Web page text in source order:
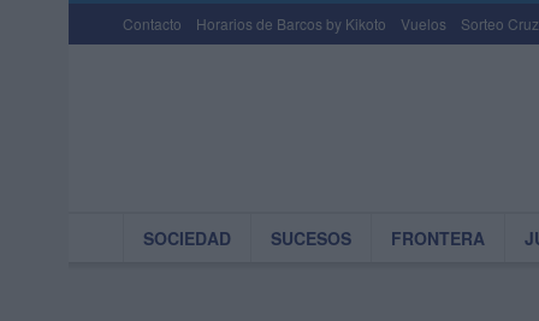
Contacto Horarios de Barcos by Kikoto Vuelos Sorteo
SOCIEDAD SUCESOS FRONTERA